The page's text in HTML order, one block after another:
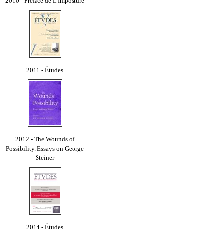
2011 - Études
2012 - The Wounds of
Possibility. Essays on George
Steiner
2014 - Études